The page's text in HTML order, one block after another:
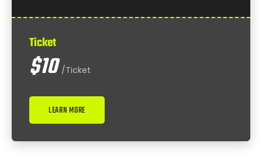
Ticket
$10/Ticket
LEARN MORE